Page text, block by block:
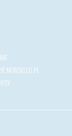
NEWSELLO.PL